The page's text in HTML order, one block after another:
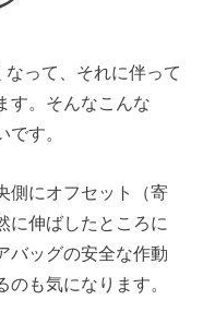
って、それに伴って
す。そんなこんな
す。
側にオフセット（寄
に伸ばしたところに
バッグの安全な作動
も気になります。